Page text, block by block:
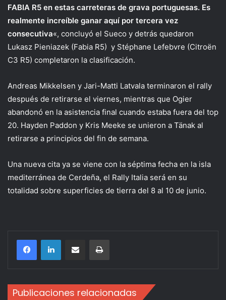
FABIA R5 en estas carreteras de grava portuguesas. Es
realmente increíble ganar aquí por tercera vez
consecutiva«, concluyó el Sueco y detrás quedaron
Lukasz Pieniazek (Fabia R5) y Stéphane Lefebvre (Citroën
C3 R5) completaron la clasificación.
Andreas Mikkelsen y Jari-Matti Latvala terminaron el rally
después de retirarse el viernes, mientras que Ogier
abandonó en la asistencia final cuando estaba fuera del top
20. Hayden Paddon y Kris Meeke se unieron a Tänak al
retirarse a principios del fin de semana.
Una nueva cita ya se viene con la séptima fecha en la isla
mediterránea de Cerdeña, el Rally Italia será en su
totalidad sobre superficies de tierra del 8 al 10 de junio.
Compartir por correo electrónicoImprimir
Publicaciones relacionadas